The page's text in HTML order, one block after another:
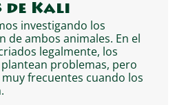
de Kali
investigando los
de ambos animales. En el
legalmente, los
problemas, pero
frecuentes cuando los